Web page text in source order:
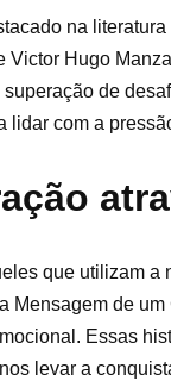
na
Victor Hugo
de
com a
que utilizam a
Mensagem de
Essas
levar a